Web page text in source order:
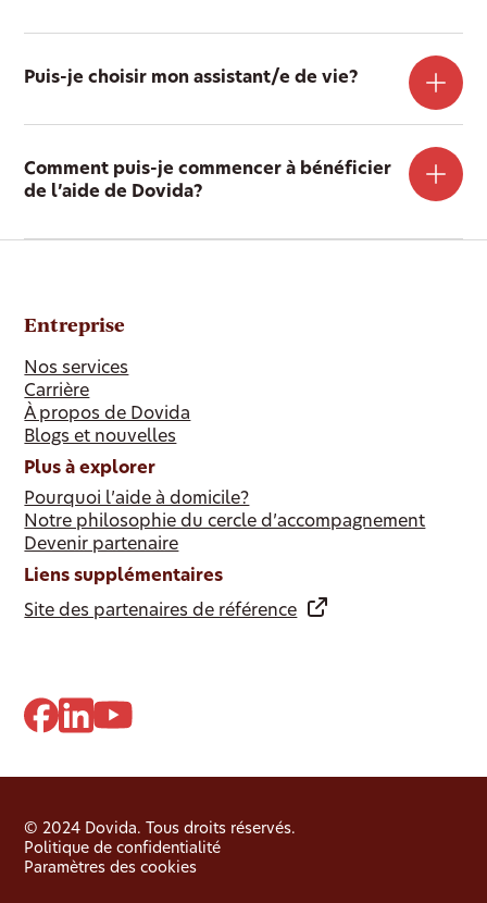
Puis-je choisir mon assistant/e de vie?
Comment puis-je commencer à bénéficier
de l’aide de Dovida?
Entreprise
Nos services
Carrière
À propos de Dovida
Blogs et nouvelles
Plus à explorer
Pourquoi l’aide à domicile?
Notre philosophie du cercle d’accompagnement
Devenir partenaire
Liens supplémentaires
Site des partenaires de référence
© 2024 Dovida. Tous droits réservés.
Politique de confidentialité
Paramètres des cookies